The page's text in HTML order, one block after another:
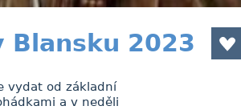
2023
vydat od základní
a v neděli